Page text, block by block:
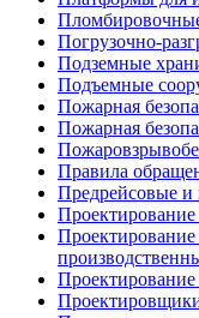
Погрузочно-
Подземные
Подъемные
Пожарная
Пожарная
Правила
Предрейсовые и
Проектирование